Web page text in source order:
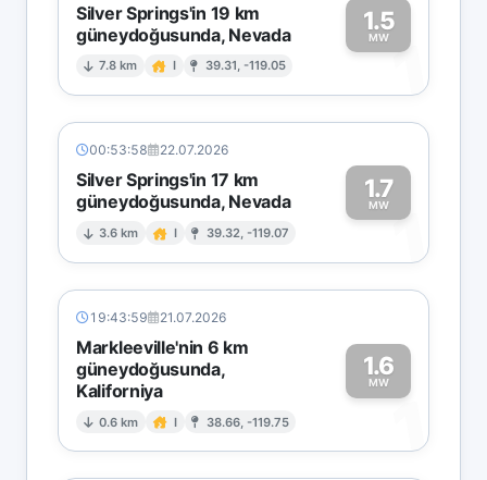
Silver Springs'in 19 km
güneydoğusunda, Nevada
7.8 km I 39.31, -119.05
1.5
MW1
00:53:58 22.07.2026
Silver Springs'in 17 km
güneydoğusunda, Nevada
3.6 km I 39.32, -119.07
1.7
MW1
19:43:59 21.07.2026
Markleeville'nin 6 km
güneydoğusunda,
Kaliforniya
0.6 km I 38.66, -119.75
1.6
MW
1